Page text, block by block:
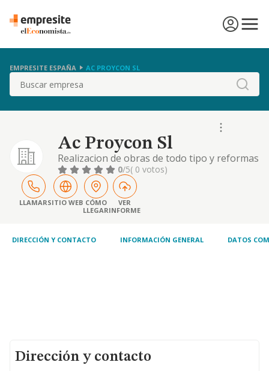
EMPRESITE ESPAÑA AC PROYCON SL
Buscar
Ac Proycon Sl
Realizacion de obras de todo tipo y reformas
de edificios, tanto por cuenta propia como
ajena. trabajos relacionados con dichas
obras.
0/5( 0 votos)
LLAMARSITIO WEB CÓMO
LLEGAR
VER
INFORME
DIRECCIÓN Y CONTACTO INFORMACIÓN GENERAL DATOS
Dirección y contacto